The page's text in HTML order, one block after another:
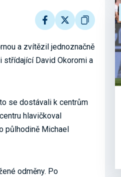
a zvítězil jednoznačně
střídající David Okoromi a
se dostávali k centrům
hlavičkoval
půlhodině Michael
odměny. Po